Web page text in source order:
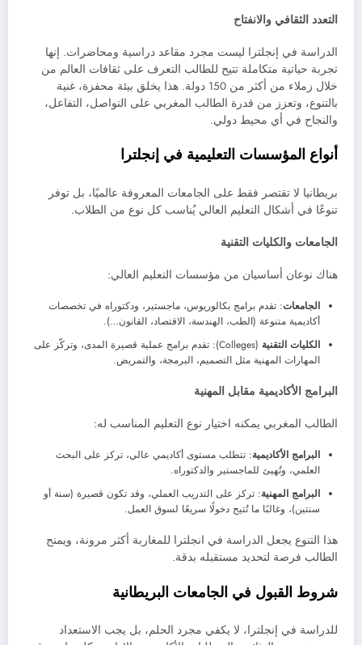
التعدد الثقافي والانفتاح
الدراسة في إنجلترا ليست مجرد مقاعد دراسية ومحاضرات. إنها
تجربة حياتية متكاملة تتيح للطالب التعرف على ثقافات العالم من
خلال زملاء من أكثر من 150 دولة. هذا يخلق بيئة محفزة، غنية
بالتنوع، وتعزز من قدرة الطالب المغربي على التواصل، التفاعل،
والنجاح في أي محيط دولي.
أنواع المؤسسات التعليمية في إنجلترا
بريطانيا لا تقتصر فقط على الجامعات المعروفة عالميًا، بل توفر
تنوعًا في أشكال التعليم العالي يُناسب كل نوع من الطلاب.
الجامعات والكليات التقنية
هناك نوعان أساسيان من مؤسسات التعليم العالي:
الجامعات: تقدم برامج بكالوريوس، ماجستير، ودكتوراه في تخصصات
أكاديمية متنوعة (الطب، الهندسة، الاقتصاد، القانون…).
الكليات التقنية
(Colleges): تقدم برامج عملية قصيرة المدى، وتركّز على
المهارات المهنية مثل التصميم، البرمجة، والتمريض.
البرامج الأكاديمية مقابل المهنية
الطالب المغربي يمكنه اختيار نوع التعليم المناسب له:
البرامج الأكاديمية: تتطلب مستوى أكاديمي عالي، تركز على البحث
العلمي، وتُهيئ للماجستير والدكتوراه.
البرامج المهنية: تركز على التدريب العملي، وقد تكون قصيرة (سنة أو
سنتين)، وغالبًا ما تُتيح دخولًا سريعًا لسوق العمل.
هذا التنوع يجعل الدراسة في انجلترا للمغاربة أكثر مرونة، ويمنح
الطالب فرصة لتحديد مستقبله بدقة.
شروط القبول في الجامعات البريطانية
للدراسة في إنجلترا، لا يكفي مجرد الحلم، بل يجب الاستعداد